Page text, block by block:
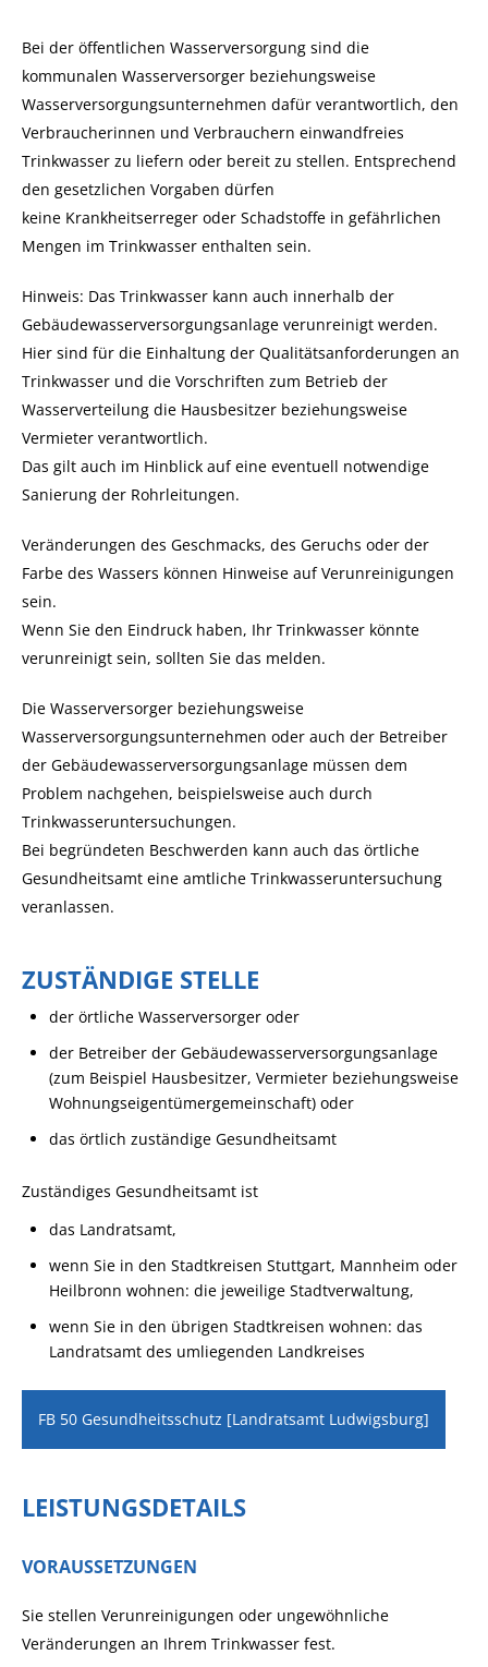
Bei der öffentlichen Wasserversorgung sind die
kommunalen Wasserversorger beziehungsweise
Wasserversorgungsunternehmen dafür verantwortlich, den
Verbraucherinnen und Verbrauchern einwandfreies
Trinkwasser zu liefern oder bereit zu stellen. Entsprechend
den gesetzlichen Vorgaben dürfen
keine Krankheitserreger oder Schadstoffe in gefährlichen
Mengen im Trinkwasser enthalten sein.
Hinweis: Das Trinkwasser kann auch innerhalb der
Gebäudewasserversorgungsanlage verunreinigt werden.
Hier sind für die Einhaltung der Qualitätsanforderungen an
Trinkwasser und die Vorschriften zum Betrieb der
Wasserverteilung die Hausbesitzer beziehungsweise
Vermieter verantwortlich.
Das gilt auch im Hinblick auf eine eventuell notwendige
Sanierung der Rohrleitungen.
Veränderungen des Geschmacks, des Geruchs oder der
Farbe des Wassers können Hinweise auf Verunreinigungen
sein.
Wenn Sie den Eindruck haben, Ihr Trinkwasser könnte
verunreinigt sein, sollten Sie das melden.
Die Wasserversorger beziehungsweise
Wasserversorgungsunternehmen oder auch der Betreiber
der Gebäudewasserversorgungsanlage müssen dem
Problem nachgehen, beispielsweise auch durch
Trinkwasseruntersuchungen.
Bei begründeten Beschwerden kann auch das örtliche
Gesundheitsamt eine amtliche Trinkwasseruntersuchung
veranlassen.
ZUSTÄNDIGE STELLE
der örtliche Wasserversorger oder
der Betreiber der Gebäudewasserversorgungsanlage
(zum Beispiel Hausbesitzer, Vermieter beziehungsweise
Wohnungseigentümergemeinschaft) oder
das örtlich zuständige Gesundheitsamt
Zuständiges Gesundheitsamt ist
das Landratsamt,
wenn Sie in den Stadtkreisen Stuttgart, Mannheim oder
Heilbronn wohnen: die jeweilige Stadtverwaltung,
wenn Sie in den übrigen Stadtkreisen wohnen: das
Landratsamt des umliegenden Landkreises
FB 50 Gesundheitsschutz [Landratsamt Ludwigsburg]
LEISTUNGSDETAILS
VORAUSSETZUNGEN
Sie stellen Verunreinigungen oder ungewöhnliche
Veränderungen an Ihrem Trinkwasser fest.